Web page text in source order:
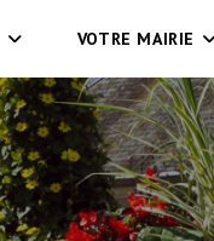
VOTRE MAIRIE